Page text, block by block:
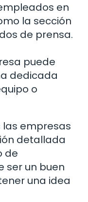
en
la sección
de prensa.
puede
dedicada
o
las empresas
detallada
de
ser un buen
una idea